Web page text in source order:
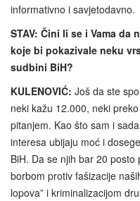
informativno i savjetodavno.
STAV: Čini li se i Vama
koje bi pokazivale neku
sudbini BiH?
KULENOVIĆ: Još da ste
neki kažu 12.000, neki
pitanjem. Kao što sam i
interesa ubijaju moć i
BiH. Da se njih bar 20
borbom protiv fašizacije
lopova” i kriminalizacijom